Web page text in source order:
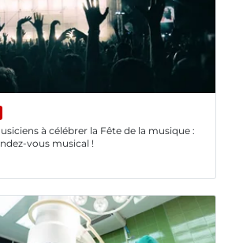
à célébrer la Fête de la musique :
vous musical !